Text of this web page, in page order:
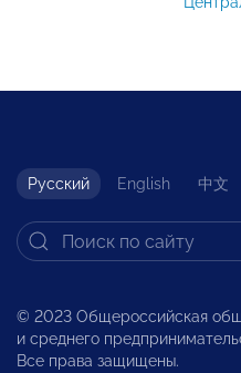
Русский English 中文
© 2023 Общероссийская
и среднего
Все права защищены.